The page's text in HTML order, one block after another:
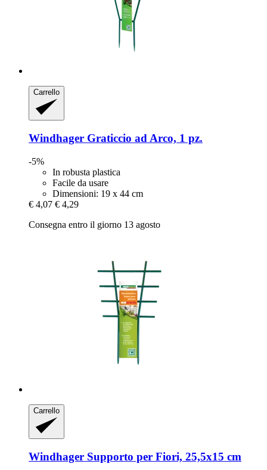
Carrello
Windhager Graticcio ad Arco, 1 pz.
-5%
In robusta plastica
Facile da usare
Dimensioni: 19 x 44 cm
€ 4,07 € 4,29
Consegna entro il giorno 13 agosto
Carrello
Windhager Supporto per Fiori, 25,5x15 cm